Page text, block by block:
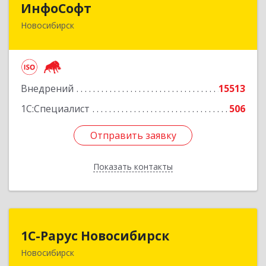
ИнфоСофт
Новосибирск
Внедрений
15513
1С:Специалист
506
Отправить заявку
Показать контакты
630091, Новосибирская обл, Новосибирск г,
Отправить заявку
Назад
1С-Рарус Новосибирск
Новосибирск
1С-Рарус Новосибирск
630015, Новосибирская обл, Новосибирск г,